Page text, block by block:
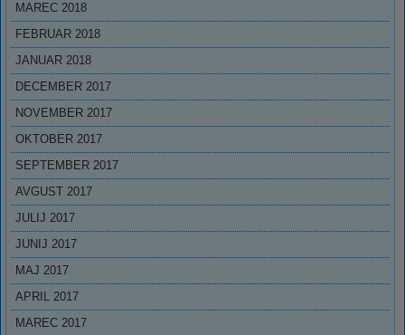
MAREC 2018
FEBRUAR 2018
JANUAR 2018
DECEMBER 2017
NOVEMBER 2017
OKTOBER 2017
SEPTEMBER 2017
AVGUST 2017
JULIJ 2017
JUNIJ 2017
MAJ 2017
APRIL 2017
MAREC 2017